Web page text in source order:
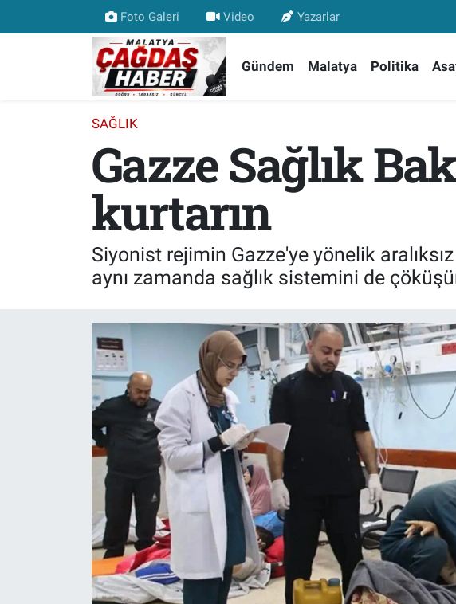
Foto Galeri Video Yazarlar
Gündem Malatya Politika
SAĞLIK
Gazze Sağlık
kurtarın
Siyonist rejimin Gazze'ye yönelik
aynı zamanda sağlık sistemini de
Nöbetçi Eczaneler
Hava Durumu
Trafik Durumu
Süper Lig Puan Durumu ve Fikstür
Tüm Manşetler
Haber Arşivi